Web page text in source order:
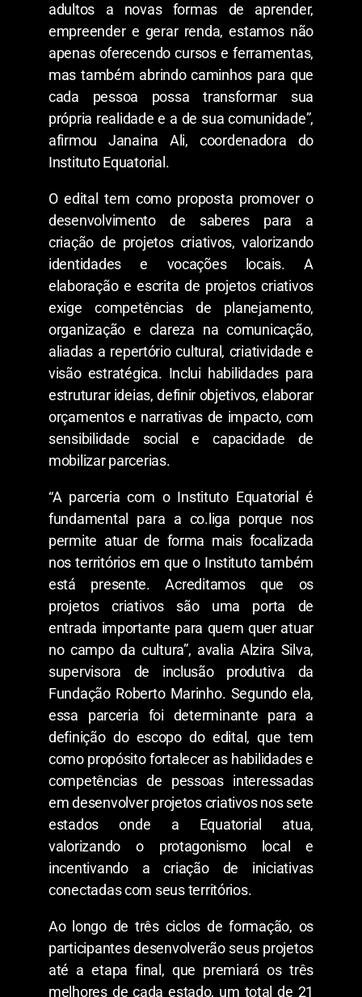
adultos a novas formas de aprender,
empreender e gerar renda, estamos não
apenas oferecendo cursos e ferramentas,
mas também abrindo caminhos para que
cada pessoa possa transformar sua
própria realidade e a de sua comunidade”,
afirmou Janaina Ali, coordenadora do
Instituto Equatorial.
O edital tem como proposta promover o
desenvolvimento de saberes para a
criação de projetos criativos, valorizando
identidades e vocações locais. A
elaboração e escrita de projetos criativos
exige competências de planejamento,
organização e clareza na comunicação,
aliadas a repertório cultural, criatividade e
visão estratégica. Inclui habilidades para
estruturar ideias, definir objetivos, elaborar
orçamentos e narrativas de impacto, com
sensibilidade social e capacidade de
mobilizar parcerias.
“A parceria com o Instituto Equatorial é
fundamental para a co.liga porque nos
permite atuar de forma mais focalizada
nos territórios em que o Instituto também
está presente. Acreditamos que os
projetos criativos são uma porta de
entrada importante para quem quer atuar
no campo da cultura”, avalia Alzira Silva,
supervisora de inclusão produtiva da
Fundação Roberto Marinho. Segundo ela,
essa parceria foi determinante para a
definição do escopo do edital, que tem
como propósito fortalecer as habilidades e
competências de pessoas interessadas
em desenvolver projetos criativos nos sete
estados onde a Equatorial atua,
valorizando o protagonismo local e
incentivando a criação de iniciativas
conectadas com seus territórios.
Ao longo de três ciclos de formação, os
participantes desenvolverão seus projetos
até a etapa final, que premiará os três
melhores de cada estado, um total de 21